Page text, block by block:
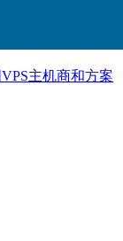
主机商和方案